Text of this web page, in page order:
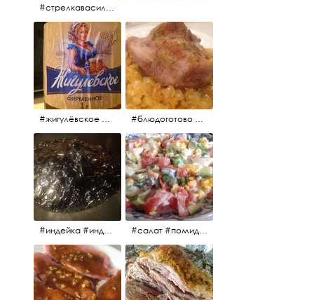
#стрелкавасильевскогоострова #нева #река
#жигулёвское #пиво #свежеепиво #beer #напиток #блюдоготово #можнокушать #простолук #лук #индейкавфольге #мясоиндейки
#индейка #индейкавфольге #еда #мясоиндейки 🚀 #салат #помидоры #яйцо #огурцы #зелень #кинза #петрушка #укроп #сметана #соль #витамины